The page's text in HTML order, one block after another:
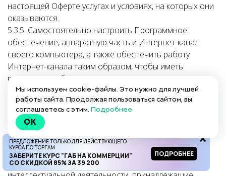
настоящей Оферте услугах и условиях, на которых они
оказываются.
5.3.5. Самостоятельно настроить Программное
обеспечение, аппаратную часть и Интернет-канал
своего компьютера, а также обеспечить работу
Интернет-канала таким образом, чтобы иметь
возможность беспрепятственно пользоваться всеми
сервисами Сайта и Платформы, которые используются
Исполнителем при оказании Услуг.
5.3.6. Соблюдать законодательство Российской
Федерации об интеллектуальной собственности, её
защите и нести ответственность за его нарушение.
Заказчик безоговорочно признаёт факт своего
обязательства не посягать на результаты
ПРЕДЛОЖЕНИЕ ТОЛЬКО ДЛЯ ДЕЙСТВУЮЩЕГО
КУРСА ПО ТОРГАМ
ЗАБЕРИТЕ КУРС "ГАБ НА КОММЕРЦИИ"
СО СКИДКОЙ 85% ЗА 39 200
ПОДРОБНЕЕ
Мы используем cookie-файлы. Это нужно для лучшей
работы сайта. Продолжая пользоваться сайтом, вы
соглашаетесь с этим. Подробнее
OK